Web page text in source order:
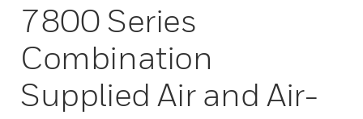
7800 Series
Combination
Supplied Air and Air-